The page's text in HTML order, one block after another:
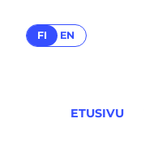
FI EN
ETUSIVU